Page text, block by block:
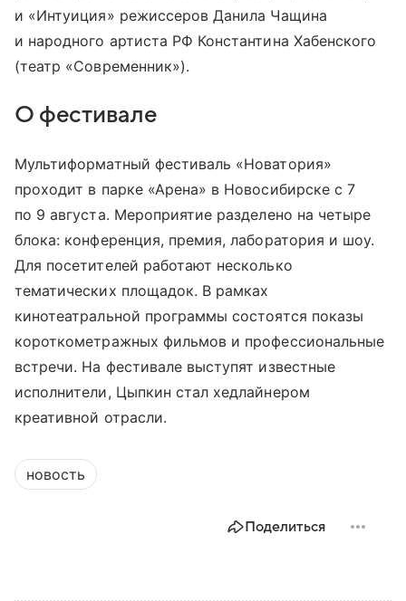
и «Интуиция» режиссеров Данила Чащина
и народного артиста РФ Константина Хабенского
(театр «Современник»).
О фестивале
Мультиформатный фестиваль «Новатория»
проходит в парке «Арена» в Новосибирске с 7
по 9 августа. Мероприятие разделено на четыре
блока: конференция, премия, лаборатория и шоу.
Для посетителей работают несколько
тематических площадок. В рамках
кинотеатральной программы состоятся показы
короткометражных фильмов и профессиональные
встречи. На фестивале выступят известные
исполнители, Цыпкин стал хедлайнером
креативной отрасли.
новость
Поделиться